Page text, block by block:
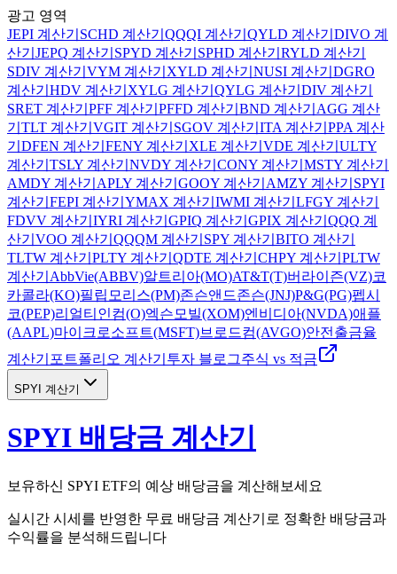
광고 영역
JEPI 계산기 SCHD 계산기 QQQI 계산기 QYLD 계산기 DIVO 계
산기 JEPQ 계산기 SPYD 계산기 SPHD 계산기 RYLD 계산기
SDIV 계산기 VYM 계산기 XYLD 계산기 NUSI 계산기 DGRO
계산기 HDV 계산기 XYLG 계산기 QYLG 계산기 DIV 계산기
SRET 계산기 PFF 계산기 PFFD 계산기 BND 계산기 AGG 계산
기 TLT 계산기 VGIT 계산기 SGOV 계산기 ITA 계산기 PPA 계산
기 DFEN 계산기 FENY 계산기 XLE 계산기 VDE 계산기 ULTY
계산기 TSLY 계산기 NVDY 계산기 CONY 계산기 MSTY 계산기
AMDY 계산기 APLY 계산기 GOOY 계산기 AMZY 계산기 SPYI
계산기 FEPI 계산기 YMAX 계산기 IWMI 계산기 LFGY 계산기
FDVV 계산기 IYRI 계산기 GPIQ 계산기 GPIX 계산기 QQQ 계
산기 VOO 계산기 QQQM 계산기 SPY 계산기 BITO 계산기
TLTW 계산기 PLTY 계산기 QDTE 계산기 CHPY 계산기 PLTW
계산기 AbbVie(ABBV)알트리아(MO)AT&T(T)버라이즌(VZ)코
카콜라(KO)필립모리스(PM)존슨앤드존슨(JNJ)P&G(PG)펩시
코(PEP)리얼티인컴(O)엑슨모빌(XOM)엔비디아(NVDA)애플
(AAPL)마이크로소프트(MSFT)브로드컴(AVGO)안전출금율
계산기 포트폴리오 계산기 투자 블로그주식 vs 적금
SPYI 계산기
SPYI 배당금 계산기
보유하신 SPYI ETF의 예상 배당금을 계산해보세요
실시간 시세를 반영한 무료 배당금 계산기로 정확한 배당금과
수익률을 분석해드립니다